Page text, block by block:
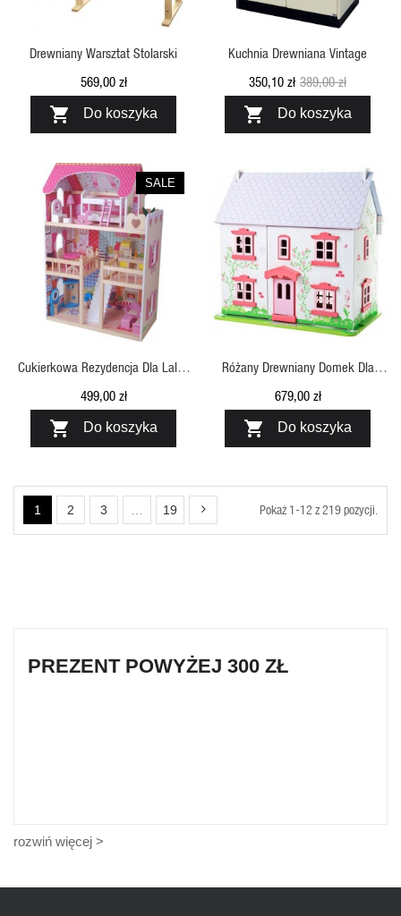
Drewniany Warsztat Stolarski
569,00 zł
 Do koszyka
Kuchnia Drewniana Vintage
389,00 zł
350,10 zł
 Do koszyka
SALE
SZYBKI PODGLĄD
Cukierkowa Rezydencja Dla Lalek
Krakpol
499,00 zł
 Do koszyka
SZYBKI PODGLĄD
Różany Drewniany Domek Dla
Lalek, Bigjigs
679,00 zł
 Do koszyka
1 2 3 19 Pokaż 1-12 z 219 pozycji.
PREZENT POWYŻEJ 300 ZŁ
rozwiń więcej >